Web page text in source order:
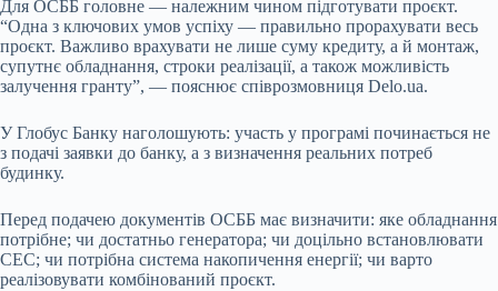
Для ОСББ головне — належним чином підготувати проєкт.
“Одна з ключових умов успіху — правильно прорахувати весь
проєкт. Важливо врахувати не лише суму кредиту, а й монтаж,
супутнє обладнання, строки реалізації, а також можливість
залучення гранту”, — пояснює співрозмовниця Delo.ua.
У Глобус Банку наголошують: участь у програмі починається не
з подачі заявки до банку, а з визначення реальних потреб
будинку.
Перед подачею документів ОСББ має визначити: яке обладнання
потрібне; чи достатньо генератора; чи доцільно встановлювати
СЕС; чи потрібна система накопичення енергії; чи варто
реалізовувати комбінований проєкт.